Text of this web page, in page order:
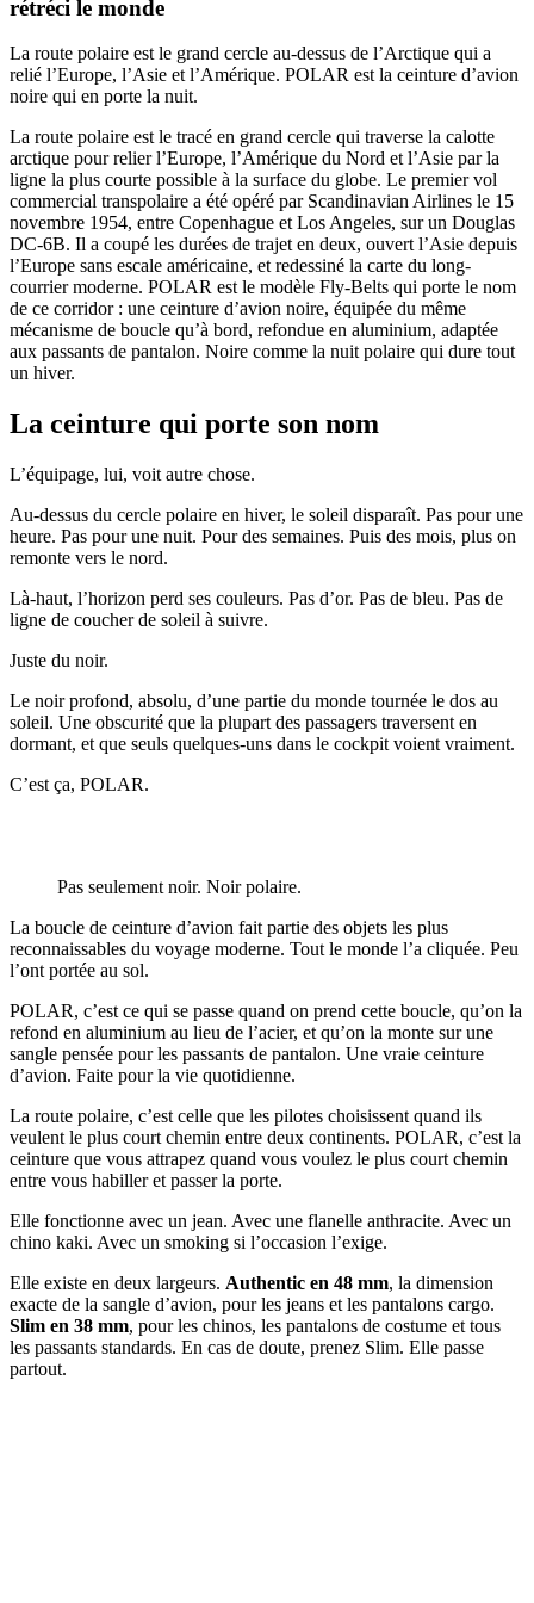
rétréci le monde
La route polaire est le grand cercle au-dessus de l’Arctique qui a
relié l’Europe, l’Asie et l’Amérique. POLAR est la ceinture d’avion
noire qui en porte la nuit.
La route polaire est le tracé en grand cercle qui traverse la calotte
arctique pour relier l’Europe, l’Amérique du Nord et l’Asie par la
ligne la plus courte possible à la surface du globe. Le premier vol
commercial transpolaire a été opéré par Scandinavian Airlines le 15
novembre 1954, entre Copenhague et Los Angeles, sur un Douglas
DC-6B. Il a coupé les durées de trajet en deux, ouvert l’Asie depuis
l’Europe sans escale américaine, et redessiné la carte du long-
courrier moderne. POLAR est le modèle Fly-Belts qui porte le nom
de ce corridor : une ceinture d’avion noire, équipée du même
mécanisme de boucle qu’à bord, refondue en aluminium, adaptée
aux passants de pantalon. Noire comme la nuit polaire qui dure tout
un hiver.
La ceinture qui porte son nom
L’équipage, lui, voit autre chose.
Au-dessus du cercle polaire en hiver, le soleil disparaît. Pas pour une
heure. Pas pour une nuit. Pour des semaines. Puis des mois, plus on
remonte vers le nord.
Là-haut, l’horizon perd ses couleurs. Pas d’or. Pas de bleu. Pas de
ligne de coucher de soleil à suivre.
Juste du noir.
Le noir profond, absolu, d’une partie du monde tournée le dos au
soleil. Une obscurité que la plupart des passagers traversent en
dormant, et que seuls quelques-uns dans le cockpit voient vraiment.
C’est ça, POLAR.
Pas seulement noir. Noir polaire.
La boucle de ceinture d’avion fait partie des objets les plus
reconnaissables du voyage moderne. Tout le monde l’a cliquée. Peu
l’ont portée au sol.
POLAR, c’est ce qui se passe quand on prend cette boucle, qu’on la
refond en aluminium au lieu de l’acier, et qu’on la monte sur une
sangle pensée pour les passants de pantalon. Une vraie ceinture
d’avion. Faite pour la vie quotidienne.
La route polaire, c’est celle que les pilotes choisissent quand ils
veulent le plus court chemin entre deux continents. POLAR, c’est la
ceinture que vous attrapez quand vous voulez le plus court chemin
entre vous habiller et passer la porte.
Elle fonctionne avec un jean. Avec une flanelle anthracite. Avec un
chino kaki. Avec un smoking si l’occasion l’exige.
Elle existe en deux largeurs. Authentic en 48 mm, la dimension
exacte de la sangle d’avion, pour les jeans et les pantalons cargo.
Slim en 38 mm, pour les chinos, les pantalons de costume et tous
les passants standards. En cas de doute, prenez Slim. Elle passe
partout.